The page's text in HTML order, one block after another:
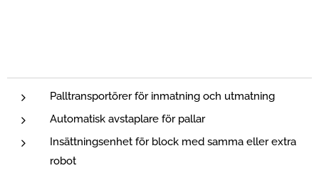
Palltransportörer för inmatning och utmatning
Automatisk avstaplare för pallar
Insättningsenhet för block med samma eller extra
robot